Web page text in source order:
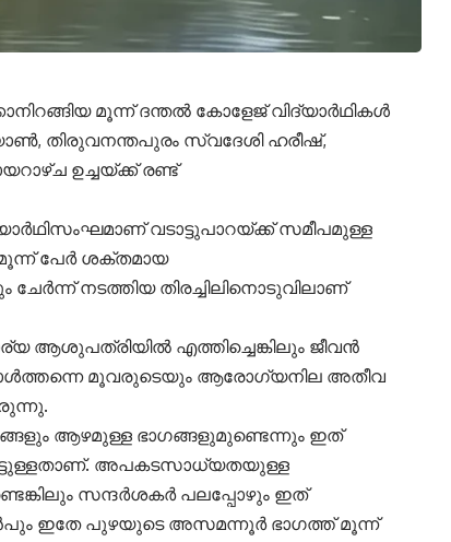
മൂന്ന് ദന്തൽ കോളേജ് വിദ്യാർഥികൾ
തിരുവനന്തപുരം സ്വദേശി ഹരീഷ്,
ഉച്ചയ്ക്ക് രണ്ട്
വടാട്ടുപാറയ്ക്ക് സമീപമുള്ള
മൂന്ന് പേർ ശക്തമായ
നടത്തിയ തിരച്ചിലിനൊടുവിലാണ്
ആശുപത്രിയിൽ എത്തിച്ചെങ്കിലും ജീവൻ
മൂവരുടെയും ആരോഗ്യനില അതീവ
ആഴമുള്ള ഭാഗങ്ങളുമുണ്ടെന്നും ഇത്
അപകടസാധ്യതയുള്ള
സന്ദർശകർ പലപ്പോഴും ഇത്
ഇതേ പുഴയുടെ അസമന്നൂർ ഭാഗത്ത് മൂന്ന്